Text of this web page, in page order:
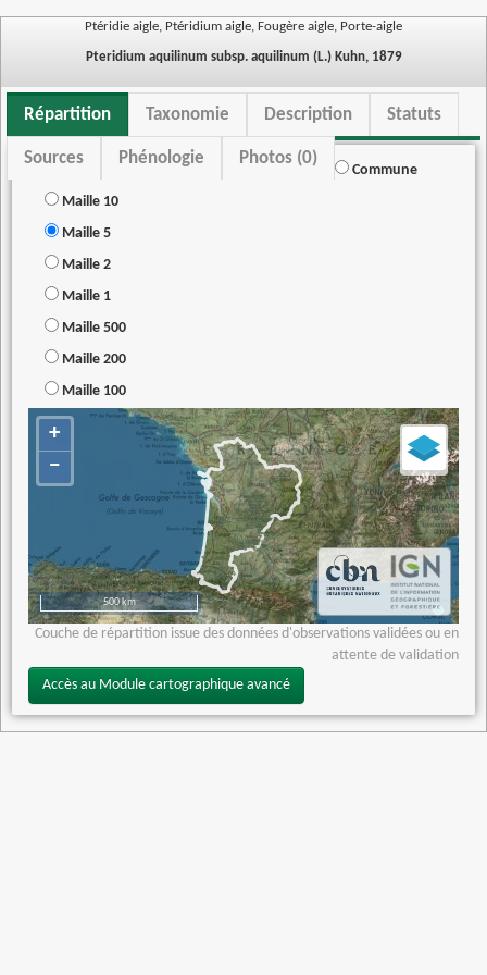
Ptéridie aigle, Ptéridium aigle, Fougère aigle, Porte-aigle
Pteridium aquilinum subsp. aquilinum (L.) Kuhn, 1879
Répartition Taxonomie Description Statuts
Sources Phénologie Photos (0)
Commune
Maille 10
Maille 5
Maille 2
Maille 1
Maille 500
Maille 200
Maille 100
+
−
500 km
Couche de répartition issue des données d'observations validées ou en
attente de validation
Accès au Module cartographique avancé